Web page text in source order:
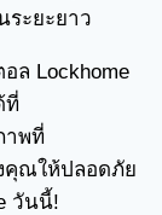
ระยะยาว
ล Lockhome
ที่
าพที่
คุณให้ปลอดภัย
วันนี้!